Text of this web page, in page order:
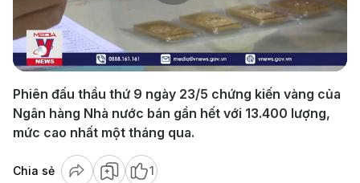
Video
Phiên đấu thầu thứ 9 ngày 23/5 chứng kiến vàng của
Ngân hàng Nhà nước bán gần hết với 13.400 lượng,
mức cao nhất một tháng qua.
Chia sẻ 1